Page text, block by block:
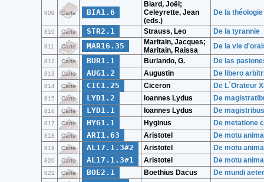
809 Carte BIA1.6
Biard, Joël;
Celeyrette, Jean
(eds.)
De la
810 Carte STR2.1 Strauss, Leo De la tyrannie
811 Carte MAR16.35
Maritain, Jacques;
Maritain, Raissa
De la vie
812 Carte BUR1.1 Burlando, G. De las
813 Carte AUG1.2 Augustin De libero
814 Carte CIC1.25 Ciceron De L`Orateur
815 Carte LYD1.2 Ioannes Lydus De
816 Carte LYD1.1 Ioannes Lydus De
817 Carte HYG1.1 Hyginus De metatione
818 Carte ARI1.63 Aristotel De motu
819 Carte AL17.1.3#2 Aristotel De motu
820 Carte AL17.1.3#1 Aristotel De motu
821 Carte BOE2.1 Boethius Dacus De mundi